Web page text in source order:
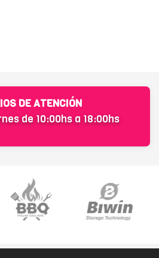
DE ATENCIÓN
de 10:00hs a 18:00hs